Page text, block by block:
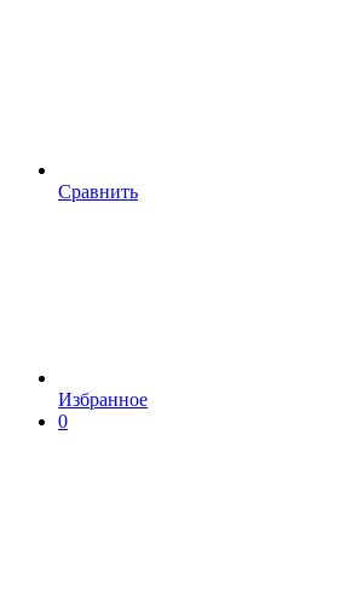
Сравнить
Избранное
0